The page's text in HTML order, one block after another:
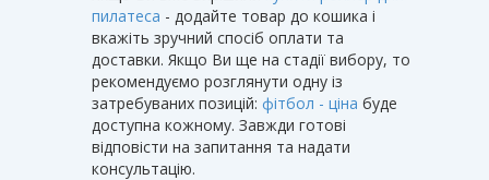
пилатеса - додайте товар до кошика і
вкажіть зручний спосіб оплати та
доставки. Якщо Ви ще на стадії вибору, то
рекомендуємо розглянути одну із
затребуваних позицій: фітбол - ціна буде
доступна кожному. Завжди готові
відповісти на запитання та надати
консультацію.